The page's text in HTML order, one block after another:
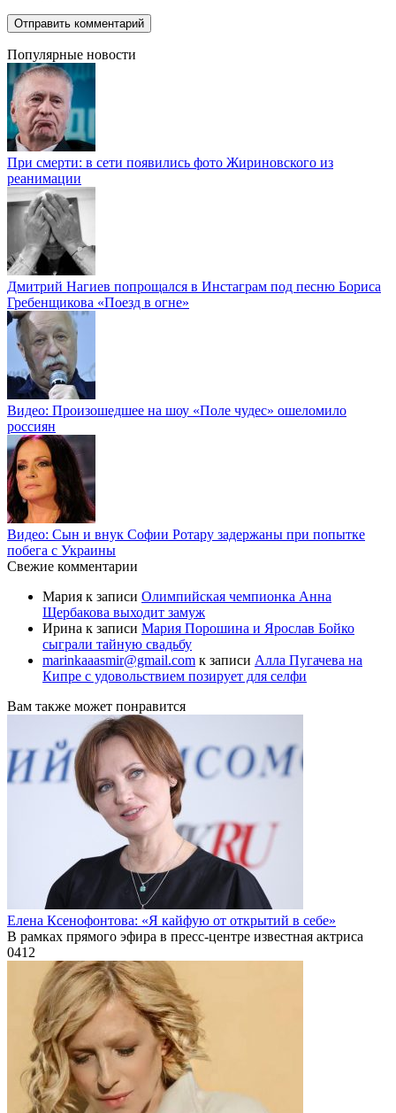
Популярные новости
При смерти: в сети появились фото Жириновского из
реанимации
Дмитрий Нагиев попрощался в Инстаграм под песню Бориса
Гребенщикова «Поезд в огне»
Видео: Произошедшее на шоу «Поле чудес» ошеломило
россиян
Видео: Сын и внук Софии Ротару задержаны при попытке
побега с Украины
Свежие комментарии
Мария к записи Олимпийская чемпионка Анна
Щербакова выходит замуж
Ирина к записи Мария Порошина и Ярослав Бойко
сыграли тайную свадьбу
marinkaaasmir@gmail.com к записи Алла Пугачева на
Кипре с удовольствием позирует для селфи
Вам также может понравится
Елена Ксенофонтова: «Я кайфую от открытий в себе»
В рамках прямого эфира в пресс-центре известная актриса
0412